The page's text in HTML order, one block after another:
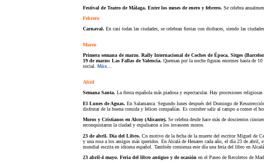
Festival de Teatro de Málaga. Entre los meses de enero y febrero. Se celebra
Febrero
Carnaval. En casi todas las ciudades, se celebran fiestas con disfraces, siendo las
Marzo
Primera semana de marzo. Rally Internacional de Coches de Época. Sitges
19 de marzo: Las Fallas de Valencia. Queman por la noche figuras enormes hasta de
social. Más...
Abril
Semana Santa. La fiesta española más piadosa y espectacular. Hay procesiones
El Lunes de Aguas. En Salamanca. Segundo lunes después del Domingo de
disfrutar de la buena comida y felices compañías. Es costubre salir al campo a comer el
Moros y Cristianos en Alcoy (Alicante). Se celebra desde hace más de doscientos
reconquistaron la ciudad y expulsaron a los invasores moros.
23 de abril. Dïa del Libro. Cn motivo de la fecha de la muerte del escritor Miguel de
y una rosa a los amigos más queridos. En Alcalá de Henares cada año, el día 23 de abril,
mundial escrita en idioma español. También comienza este día una feria del libro en Alcalá
23 abril-4 mayo. Feria del libro antiguo y de ocasión en el Paseo de Recoletos de